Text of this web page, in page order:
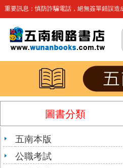
重要訊息：慎防詐騙電話，絕無簽單錯誤
圖書分類
五南本版
公職考試